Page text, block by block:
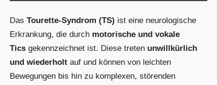
Das Tourette-Syndrom (TS) ist eine neurologische
Erkrankung, die durch motorische und vokale
Tics gekennzeichnet ist. Diese treten unwillkürlich
und wiederholt auf und können von leichten
Bewegungen bis hin zu komplexen, störenden